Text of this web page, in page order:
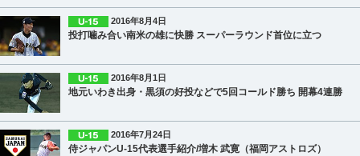
2016年8月4日
投打噛み合い南米の雄に快勝 スーパーラウンド首位に立つ
2016年8月1日
地元いわき出身・黒須の好投などで5回コールド勝ち 開幕4連勝
2016年7月24日
侍ジャパンU-15代表選手紹介/増木 武寛（福岡アストロズ）